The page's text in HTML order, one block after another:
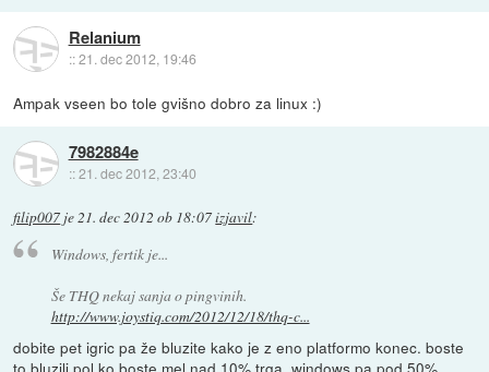
Relanium
::21. dec 2012, 19:46
Ampak vseen bo tole gvišno dobro za linux :)
7982884e
::21. dec 2012, 23:40
filip007 je21. dec 2012 ob 18:07izjavil:
Windows, fertik je...
Še THQ nekaj sanja o pingvinih.
http://www.joystiq.com/2012/12/18/thq-c...
dobite pet igric pa že bluzite kako je z eno platformo konec. boste